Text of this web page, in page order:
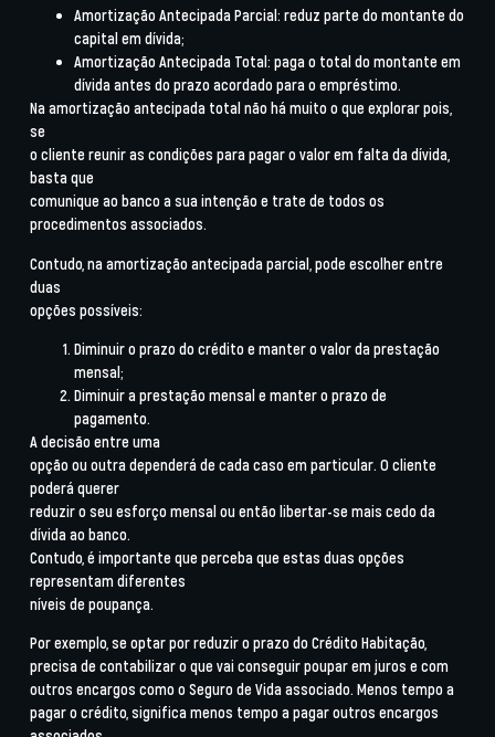
Amortização Antecipada Parcial: reduz parte do montante do
capital em dívida;
Amortização Antecipada Total: paga o total do montante em
dívida antes do prazo acordado para o empréstimo.
Na amortização antecipada total não há muito o que explorar pois,
se
o cliente reunir as condições para pagar o valor em falta da dívida,
basta que
comunique ao banco a sua intenção e trate de todos os
procedimentos associados.
Contudo, na amortização antecipada parcial, pode escolher entre
duas
opções possíveis:
Diminuir o prazo do crédito e manter o valor da prestação
mensal;
Diminuir a prestação mensal e manter o prazo de
pagamento.
A decisão entre uma
opção ou outra dependerá de cada caso em particular. O cliente
poderá querer
reduzir o seu esforço mensal ou então libertar-se mais cedo da
dívida ao banco.
Contudo, é importante que perceba que estas duas opções
representam diferentes
níveis de poupança.
Por exemplo, se optar por reduzir o prazo do Crédito Habitação,
precisa de contabilizar o que vai conseguir poupar em juros e com
outros encargos como o Seguro de Vida associado. Menos tempo a
pagar o crédito, significa menos tempo a pagar outros encargos